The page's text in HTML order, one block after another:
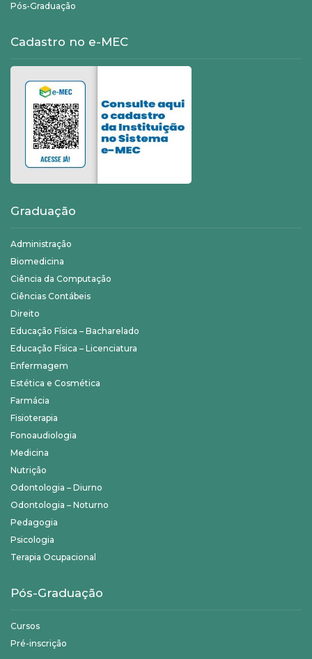
Pós-Graduação
Cadastro no e-MEC
Graduação
Administração
Biomedicina
Ciência da Computação
Ciências Contábeis
Direito
Educação Física – Bacharelado
Educação Física – Licenciatura
Enfermagem
Estética e Cosmética
Farmácia
Fisioterapia
Fonoaudiologia
Medicina
Nutrição
Odontologia – Diurno
Odontologia – Noturno
Pedagogia
Psicologia
Terapia Ocupacional
Pós-Graduação
Cursos
Pré-inscrição